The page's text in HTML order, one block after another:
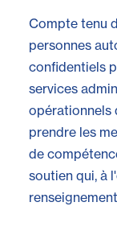
Compte tenu
personnes
confidentiels
services
opérationnels
prendre les
de
soutien qui, à